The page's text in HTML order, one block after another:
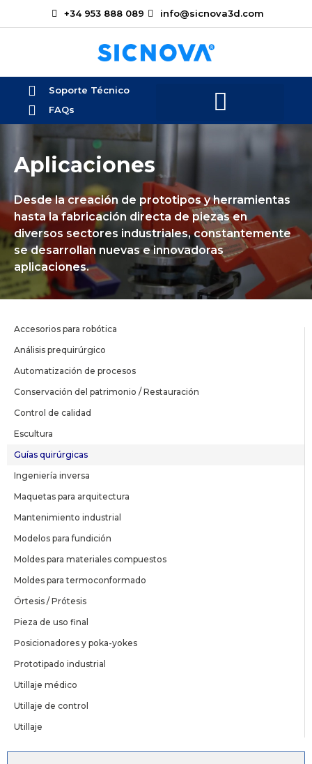
+34 953 888 089 info@sicnova3d.com
Soporte Técnico
FAQs
Aplicaciones
Desde la creación de prototipos y herramientas
hasta la fabricación directa de piezas en
diversos sectores industriales, constantemente
se desarrollan nuevas e innovadoras
aplicaciones.
Accesorios para robótica
Análisis prequirúrgico
Automatización de procesos
Conservación del patrimonio / Restauración
Control de calidad
Escultura
Guías quirúrgicas
Ingeniería inversa
Maquetas para arquitectura
Mantenimiento industrial
Modelos para fundición
Moldes para materiales compuestos
Moldes para termoconformado
Órtesis / Prótesis
Pieza de uso final
Posicionadores y poka-yokes
Prototipado industrial
Utillaje médico
Utillaje de control
Utillaje